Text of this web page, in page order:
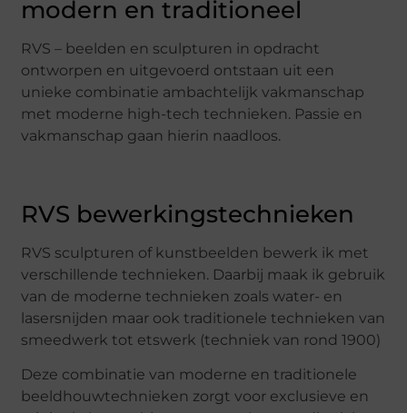
modern en traditioneel
RVS – beelden en sculpturen in opdracht
ontworpen en uitgevoerd ontstaan uit een
unieke combinatie ambachtelijk vakmanschap
met moderne high-tech technieken. Passie en
vakmanschap gaan hierin naadloos.
RVS bewerkingstechnieken
RVS sculpturen of kunstbeelden bewerk ik met
verschillende technieken. Daarbij maak ik gebruik
van de moderne technieken zoals water- en
lasersnijden maar ook traditionele technieken van
smeedwerk tot etswerk (techniek van rond 1900)
Deze combinatie van moderne en traditionele
beeldhouwtechnieken zorgt voor exclusieve en